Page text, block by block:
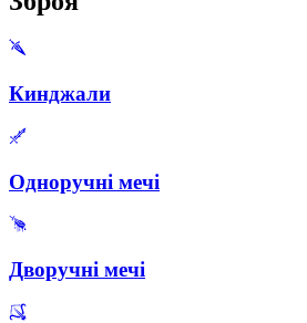
Кинджали
Одноручні мечі
Дворучні мечі